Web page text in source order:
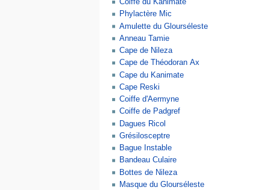
Coiffe du Kanimate
Phylactère Mic
Amulette du Glourséleste
Anneau Tamie
Cape de Nileza
Cape de Théodoran Ax
Cape du Kanimate
Cape Reski
Coiffe d'Aermyne
Coiffe de Padgref
Dagues Ricol
Grésilosceptre
Bague Instable
Bandeau Culaire
Bottes de Nileza
Masque du Glourséleste